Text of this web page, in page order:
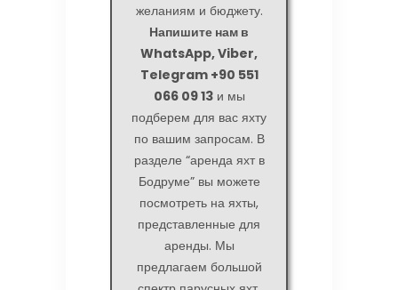
желаниям и бюджету.
Напишите нам в
WhatsApp, Viber,
Telegram +90 551
066 09 13и мы
подберем для вас яхту
по вашим запросам. В
разделе “аренда яхт в
Бодруме” вы можете
посмотреть на яхты,
представленные для
аренды. Мы
предлагаем большой